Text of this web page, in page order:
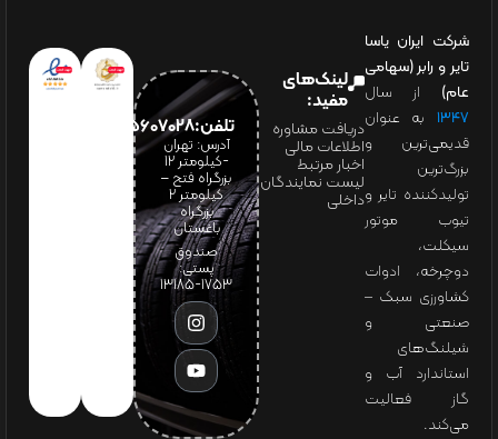
شرکت ایران یاسا
تایر و رابر (سهامی
عام) از سال
۱۳۴۷ به عنوان
قدیمی‌ترین و
بزرگ‌ترین
تولیدکننده تایر و
تیوب موتور
سیکلت،
دوچرخه، ادوات
کشاورزی سبک –
صنعتی و
شیلنگ‌های
استاندارد آب و
گاز فعالیت
می‌کند.
لینک‌های
مفید:
دریافت مشاوره
اطلاعات مالی
اخبار مرتبط
لیست نمایندگان
داخلی
تلفن:65607028(021)
آدرس: تهران
-کیلومتر 12
بزرگراه فتح –
کیلومتر ۲
بزرگراه
باغستان
صندوق
پستی:
1753-13185